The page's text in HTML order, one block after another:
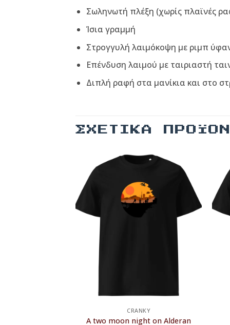
Σωληνωτή πλέξη (χωρίς πλαϊνές
Ίσια γραμμή
Στρογγυλή λαιμόκοψη με ριμπ
Επένδυση λαιμού με ταιριαστή
Διπλή ραφή στα μανίκια και στο
ΣΧΕΤΙΚΆ
CRANKY
A two moon night on Alderan